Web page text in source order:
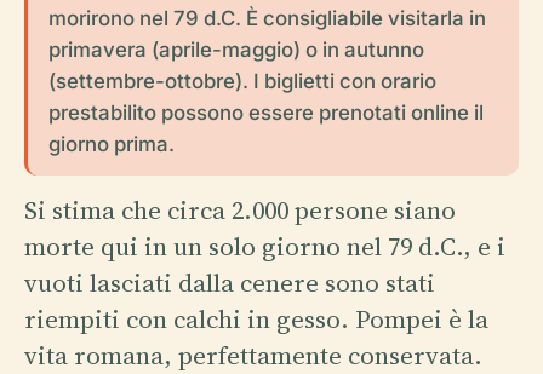
morirono nel 79 d.C. È consigliabile visitarla in
primavera (aprile-maggio) o in autunno
(settembre-ottobre). I biglietti con orario
prestabilito possono essere prenotati online il
giorno prima.
Si stima che circa 2.000 persone siano
morte qui in un solo giorno nel 79 d.C., e i
vuoti lasciati dalla cenere sono stati
riempiti con calchi in gesso. Pompei è la
vita romana, perfettamente conservata.